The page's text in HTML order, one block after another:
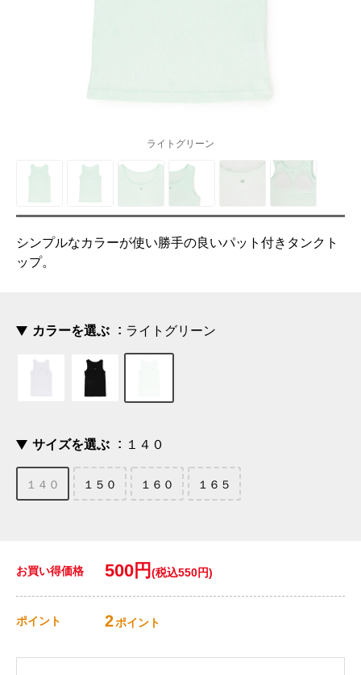
ライトグリーン
シンプルなカラーが使い勝手の良いパット付きタンクト
ップ。
カラーを選ぶ ライトグリーン
サイズを選ぶ １４０
１４０ １５０ １６０ １６５
お買い得価格 500円 (税込550円)
ポイント 2ポイント